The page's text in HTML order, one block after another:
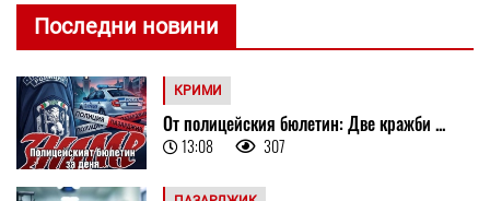
Последни новини
КРИМИ
От полицейския бюлетин: Две кражби ...
13:08 307